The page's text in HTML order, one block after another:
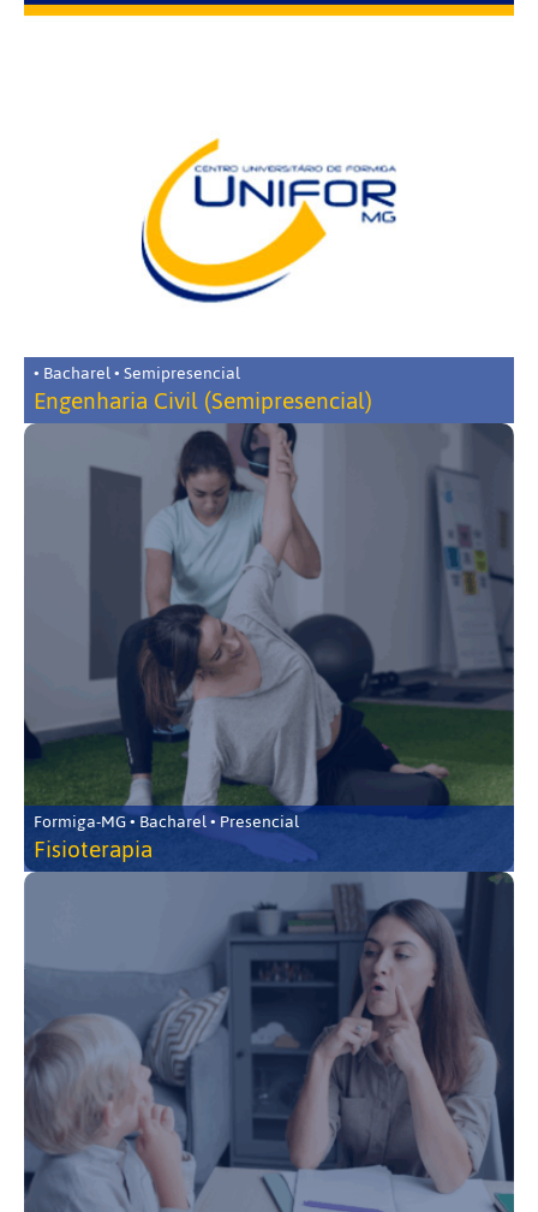
• Bacharel • Semipresencial
Engenharia Civil (Semipresencial)
Formiga-MG • Bacharel • Presencial
Fisioterapia